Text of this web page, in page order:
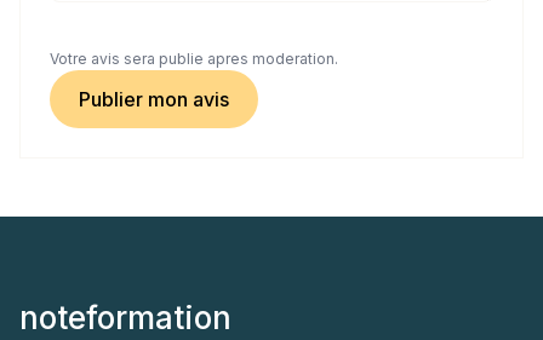
Votre avis sera publie apres moderation.
Publier mon avis
noteformation